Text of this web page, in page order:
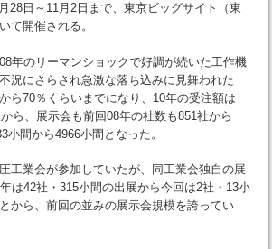
28日～11月2日まで、東京ビッグサイト（東
て開催される。
年のリーマンショックで好調が続いた工作機
況にさらされ急激な落ち込みに見舞われた
ら70％くらいまでになり、10年の受注額は
ら、展示会も前回08年の社数も851社から
小間から4966小間となった。
工業会が参加していたが、同工業会独自の展
は42社・315小間の出展から今回は2社・13小
から、前回の並みの展示会規模を誇ってい